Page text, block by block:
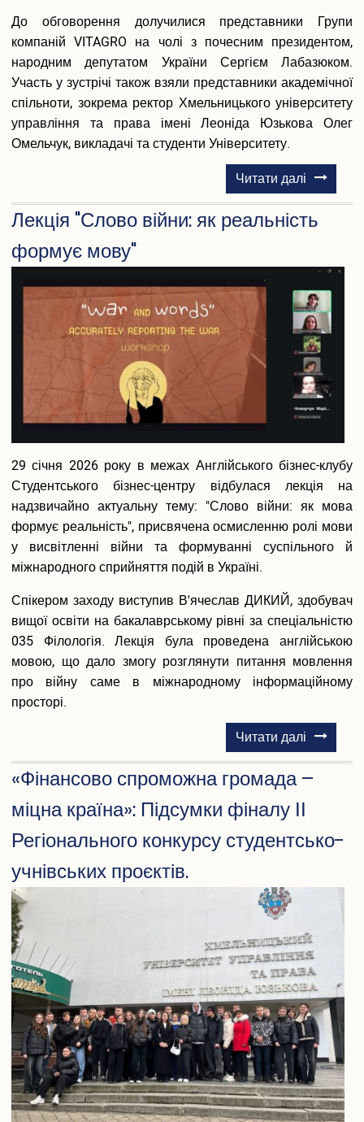
До обговорення долучилися представники Групи
компаній VITAGRO на чолі з почесним президентом,
народним депутатом України Сергієм Лабазюком.
Участь у зустрічі також взяли представники академічної
спільноти, зокрема ректор Хмельницького університету
управління та права імені Леоніда Юзькова Олег
Омельчук, викладачі та студенти Університету.
Читати далі про
Участь
студентів
створюй,
зростай»
Лекція "Слово війни: як реальність
формує мову"
29 січня 2026 року в межах Англійського бізнес-клубу
Студентського бізнес-центру відбулася лекція на
надзвичайно актуальну тему: "Слово війни: як мова
формує реальність", присвячена осмисленню ролі мови
у висвітленні війни та формуванні суспільного й
міжнародного сприйняття подій в Україні.
Спікером заходу виступив В'ячеслав ДИКИЙ, здобувач
вищої освіти на бакалаврському рівні за спеціальністю
035 Філологія. Лекція була проведена англійською
мовою, що дало змогу розглянути питання мовлення
про війну саме в міжнародному інформаційному
просторі.
Читати далі про
Лекція
"Слово
«Фінансово спроможна громада –
міцна країна»: Підсумки фіналу ІІ
Регіонального конкурсу студентсько-
учнівських проєктів.